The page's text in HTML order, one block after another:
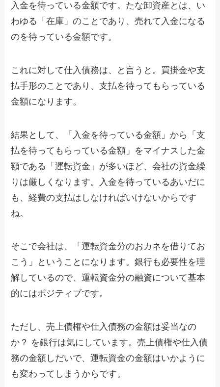
入金を待っている金額です。たな卸資産とは、い
わゆる「在庫」のことであり、売れて入金になる
のを待っている金額です。
これに対して仕入債務は、と言うと。買掛金や支
払手形のことであり、支払を待ってもらっている
金額になります。
結果として、「入金を待っている金額」から「支
払を待ってもらっている金額」をマイナスした金
額である「運転資金」が多いほど、会社の資金繰
りは厳しくなります。入金を待っているあいだに
も、経費の支払はしなければいけないからです
ね。
そこで会社は、「運転資金分のおカネを借りてお
こう」ということになります。銀行も必要性を理
解しているので、運転資金分の融資について基本
的にはポジティブです。
ただし、売上債権や仕入債務の金額は妥当なの
か？ を銀行は気にしています。売上債権や仕入債
務の金額しだいで、運転資金の金額はいかように
も変わってしまうからです。